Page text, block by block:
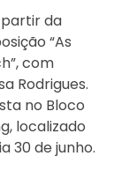
da
“As
com
Rodrigues.
no Bloco
localizado
30 de junho.